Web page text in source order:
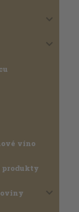
víno
produkty